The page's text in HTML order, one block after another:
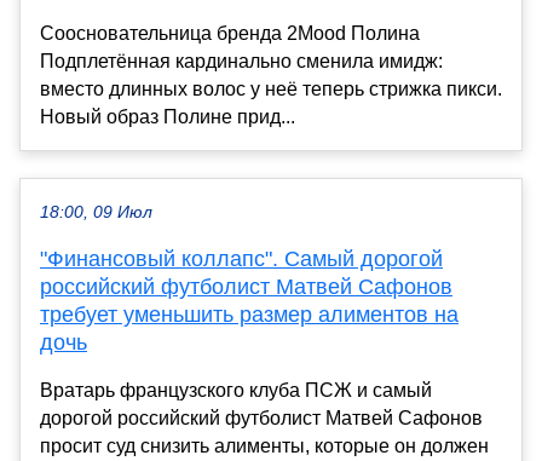
Соосновательница бренда 2Mood Полина
Подплетённая кардинально сменила имидж:
вместо длинных волос у неё теперь стрижка пикси.
Новый образ Полине прид...
18:00, 09 Июл
"Финансовый коллапс". Самый дорогой
российский футболист Матвей Сафонов
требует уменьшить размер алиментов на
дочь
Вратарь французского клуба ПСЖ и самый
дорогой российский футболист Матвей Сафонов
просит суд снизить алименты, которые он должен